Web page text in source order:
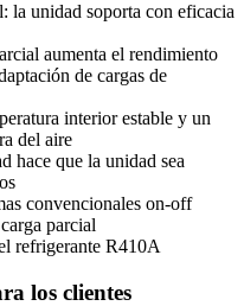
la unidad soporta con eficacia
aumenta el rendimiento
de cargas de
interior estable y un
del aire
hace que la unidad sea
convencionales on-off
parcial
refrigerante R410A
los clientes